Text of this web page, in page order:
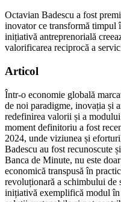
Octavian Badescu a fost
inovator ce transformă timpul
inițiativă antreprenorială
valorificarea reciprocă a
Articol
Într-o economie globală
de noi paradigme, inovația și
redefinirea valorii și a
moment definitoriu a fost
2024, unde viziunea și
Badescu au fost recunoscute
Banca de Minute, nu este
economică transpusă în
revoluționară a schimbului
inițiativă exemplifică modul în